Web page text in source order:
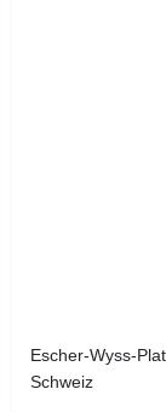
Escher-Wyss-
Schweiz